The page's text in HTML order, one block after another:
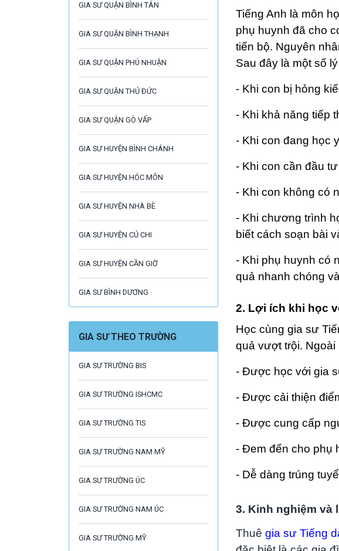
GIA SƯ QUẬN BÌNH TÂN
GIA SƯ QUẬN BÌNH THẠNH
GIA SƯ QUẬN PHÚ NHUẬN
GIA SƯ QUẬN THỦ ĐỨC
GIA SƯ QUẬN GÒ VẤP
GIA SƯ HUYỆN BÌNH CHÁNH
GIA SƯ HUYỆN HÓC MÔN
GIA SƯ HUYỆN NHÀ BÈ
GIA SƯ HUYỆN CỦ CHI
GIA SƯ HUYỆN CẦN GIỜ
GIA SƯ BÌNH DƯƠNG
GIA SƯ THEO TRƯỜNG
GIA SƯ TRƯỜNG BIS
GIA SƯ TRƯỜNG ISHCMC
GIA SƯ TRƯỜNG TIS
GIA SƯ TRƯỜNG NAM MỸ
GIA SƯ TRƯỜNG ÚC
GIA SƯ TRƯỜNG NAM ÚC
GIA SƯ TRƯỜNG MỸ
Tiếng Anh là môn
phụ huynh đã cho
tiến bộ. Nguyên
Sau đây là một số
- Khi con bị hỏng
- Khi khả năng tiếp
- Khi con đang học
- Khi con cần đầu
- Khi con không có
- Khi chương trình
biết cách soạn bài
- Khi phụ huynh có
quả nhanh chóng
2. Lợi ích khi học
Học cùng gia sư
quả vượt trội.
- Được học với gia
- Được cải thiện
- Được cung cấp
- Đem đến cho phụ
- Dễ dàng trúng
3. Kinh nghiệm và
Thuê gia sư Tiếng